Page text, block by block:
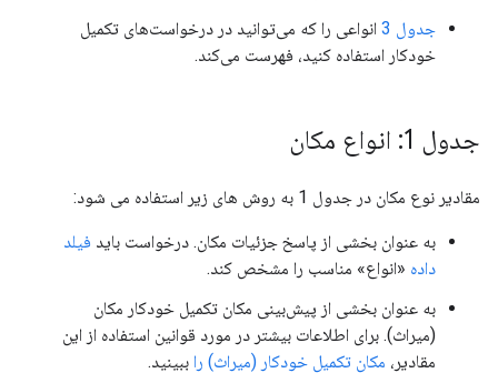
جدول 3
انواعی را که می‌توانید در درخواست‌های تکمیل
خودکار استفاده کنید، فهرست می‌کند.
جدول 1: انواع مکان
مقادیر نوع مکان در جدول 1 به روش های زیر استفاده می شود:
به عنوان بخشی از پاسخ جزئیات مکان. درخواست باید فیلد
داده «انواع» مناسب را مشخص کند.
به عنوان بخشی از پیش‌بینی مکان تکمیل خودکار مکان
(میراث). برای اطلاعات بیشتر در مورد قوانین استفاده از این
مقادیر، مکان تکمیل خودکار (میراث) را ببینید.